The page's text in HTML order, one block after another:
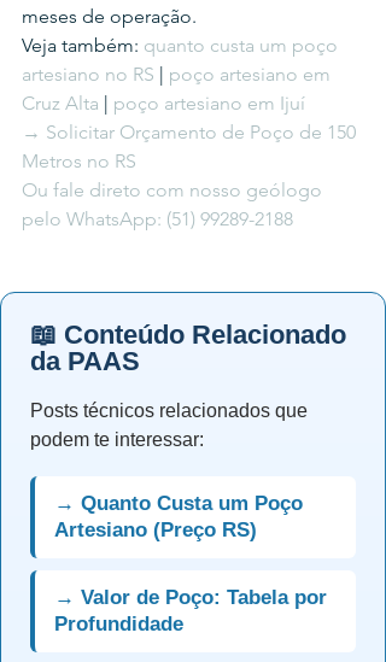
meses de operação.
Veja também: quanto custa um poço
artesiano no RS | poço artesiano em
Cruz Alta | poço artesiano em Ijuí
→ Solicitar Orçamento de Poço de 150
Metros no RS
Ou fale direto com nosso geólogo
pelo WhatsApp: (51) 99289-2188
📖 Conteúdo Relacionado
da PAAS
Posts técnicos relacionados que
podem te interessar:
→ Quanto Custa um Poço
Artesiano (Preço RS)
→ Valor de Poço: Tabela por
Profundidade